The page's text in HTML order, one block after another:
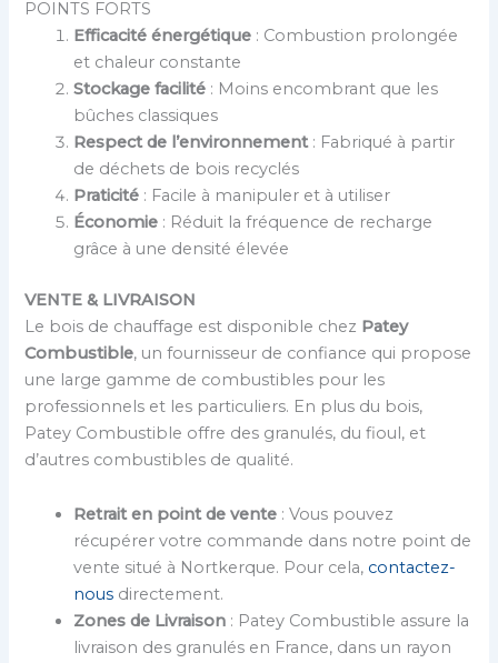
POINTS FORTS
Efficacité énergétique : Combustion prolongée
et chaleur constante
Stockage facilité : Moins encombrant que les
bûches classiques
Respect de l’environnement: Fabriqué à partir
de déchets de bois recyclés
Praticité : Facile à manipuler et à utiliser
Économie : Réduit la fréquence de recharge
grâce à une densité élevée
VENTE & LIVRAISON
Le bois de chauffage est disponible chez Patey
Combustible, un fournisseur de confiance qui propose
une large gamme de combustibles pour les
professionnels et les particuliers. En plus du bois,
Patey Combustible offre des granulés, du fioul, et
d’autres combustibles de qualité.
Retrait en point de vente : Vous pouvez
récupérer votre commande dans notre point de
vente situé à Nortkerque. Pour cela, contactez-
nous directement.
Zones de Livraison : Patey Combustible assure la
livraison des granulés en France, dans un rayon